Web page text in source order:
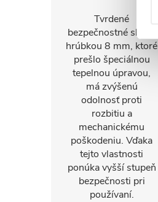
Tvrdené
bezpečnostné sklo s
hrúbkou 8 mm, ktoré
prešlo špeciálnou
tepelnou úpravou,
má zvýšenú
odolnosť proti
rozbitiu a
mechanickému
poškodeniu. Vďaka
tejto vlastnosti
ponúka vyšší stupeň
bezpečnosti pri
používaní.